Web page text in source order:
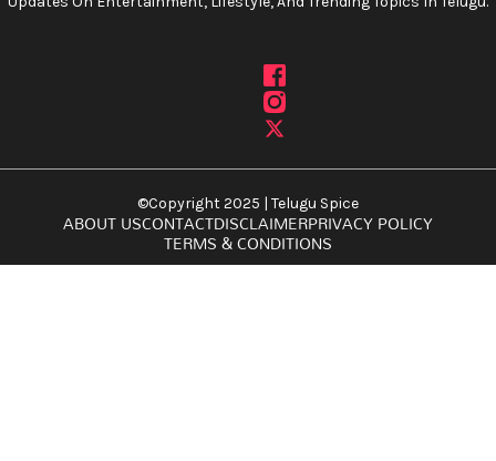
©Copyright 2025 | Telugu Spice
ABOUT USCONTACTDISCLAIMERPRIVACY POLICY
TERMS & CONDITIONS